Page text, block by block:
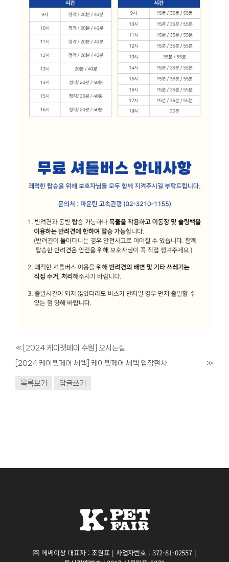
« [2024 케이펫페어 수원] 오시는길
[2024 케이펫페어 세텍] 케이펫페어 세텍 입장절차
»
목록보기 답글쓰기
㈜ 메쎄이상 대표자 : 조원표 | 사업자번호 : 372-81-02557 |